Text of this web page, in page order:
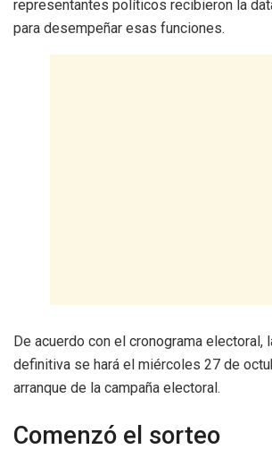
representantes políticos recibieron la
para desempeñar esas funciones.
De acuerdo con el cronograma electoral,
definitiva se hará el miércoles 27 de
arranque de la campaña electoral.
Comenzó el sorteo